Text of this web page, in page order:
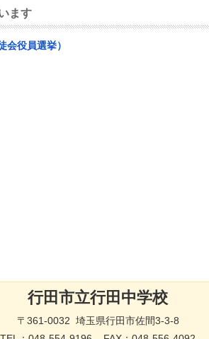
ます
役員選挙）
行田市立行田中学校
〒361-0032 埼玉県行田市佐間3-3-8